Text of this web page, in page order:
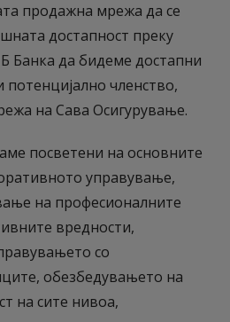
продажна мрежа да се
достапност преку
Банка да бидеме достапни
членство,
на Сава Осигурување.
посветени на основните
управување,
на професионалните
вредности,
со
обезбедувањето на
на сите нивоа,